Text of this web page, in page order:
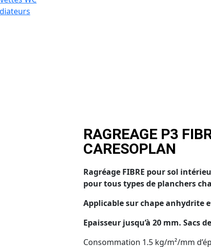
RAGREAGE P3
CARESOPLAN
Ragréage FIBRE pour sol
pour tous types de planchers
Applicable sur chape anhydrite
Epaisseur jusqu’à 20 mm. Sacs
Consommation 1.5 kg/m²/mm